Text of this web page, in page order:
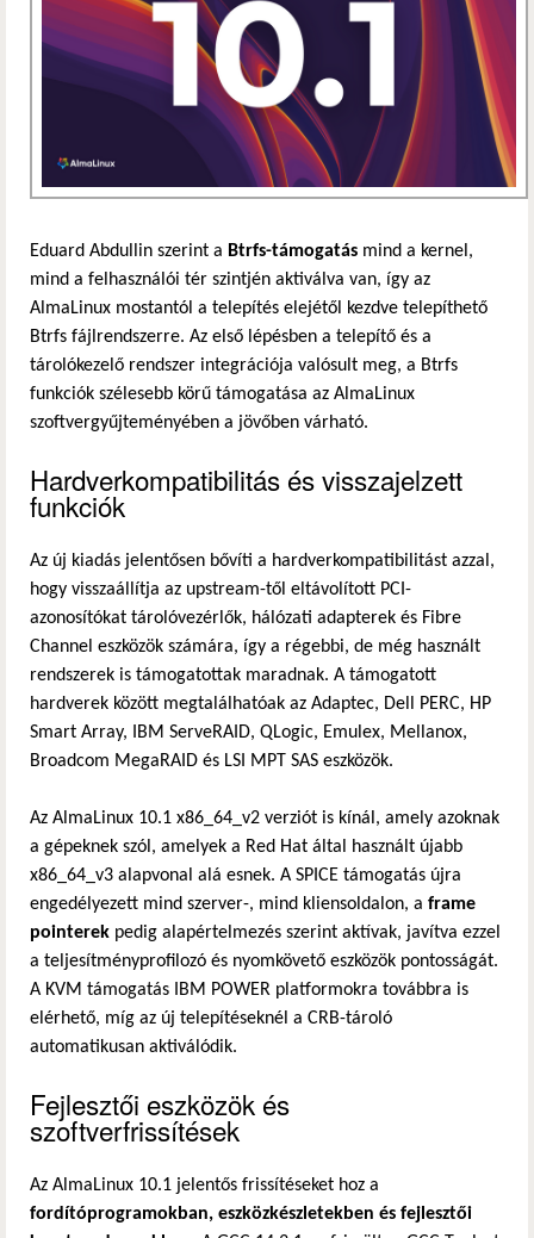
Eduard Abdullin szerint a Btrfs-támogatás mind a kernel,
mind a felhasználói tér szintjén aktiválva van, így az
AlmaLinux mostantól a telepítés elejétől kezdve telepíthető
Btrfs fájlrendszerre. Az első lépésben a telepítő és a
tárolókezelő rendszer integrációja valósult meg, a Btrfs
funkciók szélesebb körű támogatása az AlmaLinux
szoftvergyűjteményében a jövőben várható.
Hardverkompatibilitás és visszajelzett
funkciók
Az új kiadás jelentősen bővíti a hardverkompatibilitást azzal,
hogy visszaállítja az upstream-től eltávolított PCI-
azonosítókat tárolóvezérlők, hálózati adapterek és Fibre
Channel eszközök számára, így a régebbi, de még használt
rendszerek is támogatottak maradnak. A támogatott
hardverek között megtalálhatóak az Adaptec, Dell PERC, HP
Smart Array, IBM ServeRAID, QLogic, Emulex, Mellanox,
Broadcom MegaRAID és LSI MPT SAS eszközök.
Az AlmaLinux 10.1 x86_64_v2 verziót is kínál, amely azoknak
a gépeknek szól, amelyek a Red Hat által használt újabb
x86_64_v3 alapvonal alá esnek. A SPICE támogatás újra
engedélyezett mind szerver-, mind kliensoldalon, a frame
pointerek pedig alapértelmezés szerint aktívak, javítva ezzel
a teljesítményprofilozó és nyomkövető eszközök pontosságát.
A KVM támogatás IBM POWER platformokra továbbra is
elérhető, míg az új telepítéseknél a CRB-tároló
automatikusan aktiválódik.
Fejlesztői eszközök és
szoftverfrissítések
Az AlmaLinux 10.1 jelentős frissítéseket hoz a
fordítóprogramokban, eszközkészletekben és fejlesztői